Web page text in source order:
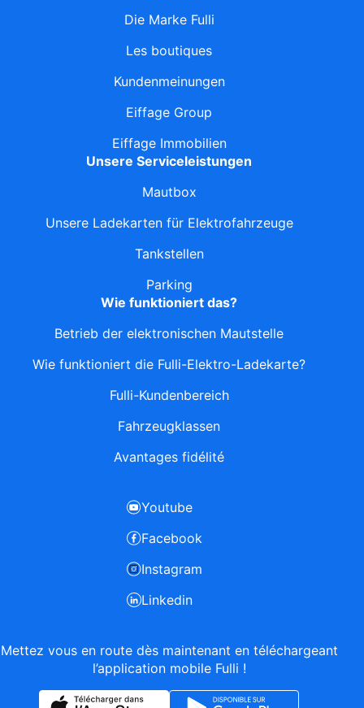
Mettez vous en route dès maintenant en téléchargeant
l’application mobile Fulli !
Die Marke Fulli
Les boutiques
Kundenmeinungen
Eiffage Group
Eiffage Immobilien
Unsere Serviceleistungen
Mautbox
Unsere Ladekarten für Elektrofahrzeuge
Tankstellen
Parking
Wie funktioniert das?
Betrieb der elektronischen Mautstelle
Wie funktioniert die Fulli-Elektro-Ladekarte?
Fulli-Kundenbereich
Fahrzeugklassen
Avantages fidélité
Youtube
Facebook
Instagram
Linkedin